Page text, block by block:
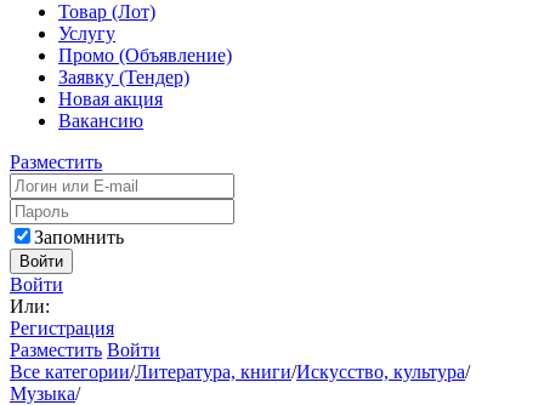
Товар (Лот)
Услугу
Промо (Объявление)
Заявку (Тендер)
Новая акция
Вакансию
Разместить
Запомнить
Войти
Войти
Или:
Регистрация
Разместить Войти
Все категории/Литература, книги/Искусство, культура/
Музыка/